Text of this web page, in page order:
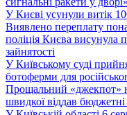
У Києві усунули витік
Виявлено переплату
поліція Києва висунула
зайнятості
У Київському суді
ботоферми для
Прощальний «джекпот»
швидкої віддав